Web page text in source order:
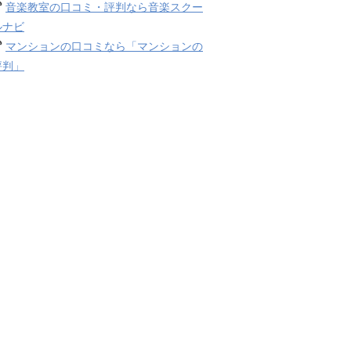
音楽教室の口コミ・評判なら音楽スクー
ナビ
マンションの口コミなら「マンションの
」